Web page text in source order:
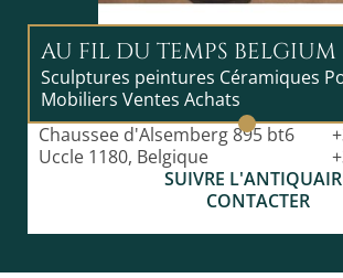
AU FIL DU TEMPS BELGIUM
Sculptures peintures Céramiques
Mobiliers Ventes Achats
Chaussee d'Alsemberg 895 bt6
Uccle 1180, Belgique
SUIVRE
CONTACTER